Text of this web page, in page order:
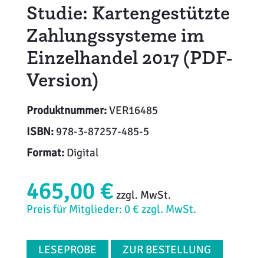
Studie: Kartengestützte
Zahlungssysteme im
Einzelhandel 2017 (PDF-
Version)
Produktnummer:VER16485
ISBN:978-3-87257-485-5
Format:Digital
465,00 € zzgl. MwSt.
Preis für Mitglieder: 0 € zzgl. MwSt.
LESEPROBE ZUR BESTELLUNG